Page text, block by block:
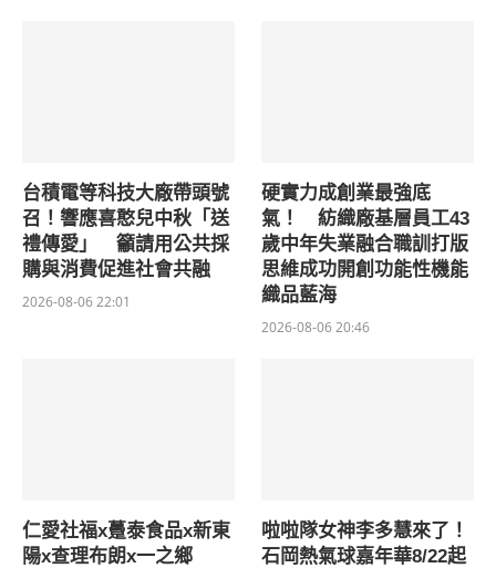
台積電等科技大廠帶頭號
召！響應喜憨兒中秋「送
禮傳愛」 籲請用公共採
購與消費促進社會共融
2026-08-06 22:01
硬實力成創業最強底
氣！ 紡織廠基層員工43
歲中年失業融合職訓打版
思維成功開創功能性機能
織品藍海
2026-08-06 20:46
仁愛社福x躉泰食品x新東
陽x查理布朗x一之鄉
啦啦隊女神李多慧來了！
石岡熱氣球嘉年華8/22起